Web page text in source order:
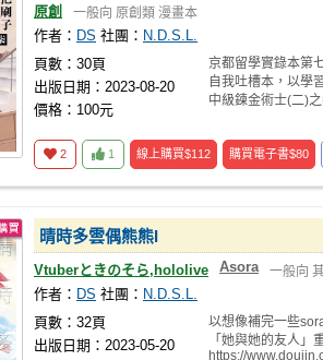
原創 一般向 原創類 漫畫本
作者： DS 社團： N.D.S.L.
頁數：30頁
出版日期：2023-08-20
價格：100元
京都留學實錄本第
自我吐槽本，以學
中級鍊金術士(二)
2 1 線上購買$112 購買電子書$80
晴時多雲偶熊熊I
Vtuberときのそら,hololive Asora 一般向
作者： DS 社團： N.D.S.L.
頁數：32頁
出版日期：2023-05-20
以想像補完一些
「她與她的友人」
https://